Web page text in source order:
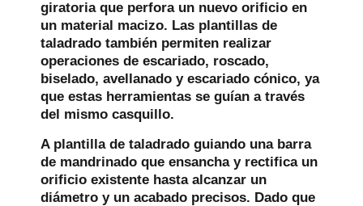
giratoria que perfora un nuevo orificio en
un material macizo. Las plantillas de
taladrado también permiten realizar
operaciones de escariado, roscado,
biselado, avellanado y escariado cónico, ya
que estas herramientas se guían a través
del mismo casquillo.
A plantilla de taladrado guiando una barra
de mandrinado que ensancha y rectifica un
orificio existente hasta alcanzar un
diámetro y un acabado precisos. Dado que